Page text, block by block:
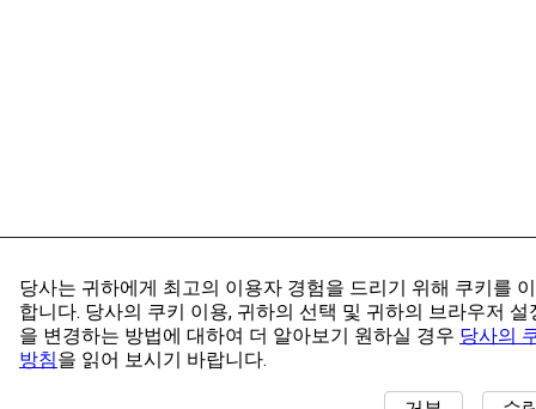
당사는 귀하에게 최고의 이용자 경험을 드리기 위해 쿠키를
합니다. 당사의 쿠키 이용, 귀하의 선택 및 귀하의 브라우저 설
을 변경하는 방법에 대하여 더 알아보기 원하실 경우 당사의
방침을 읽어 보시기 바랍니다.